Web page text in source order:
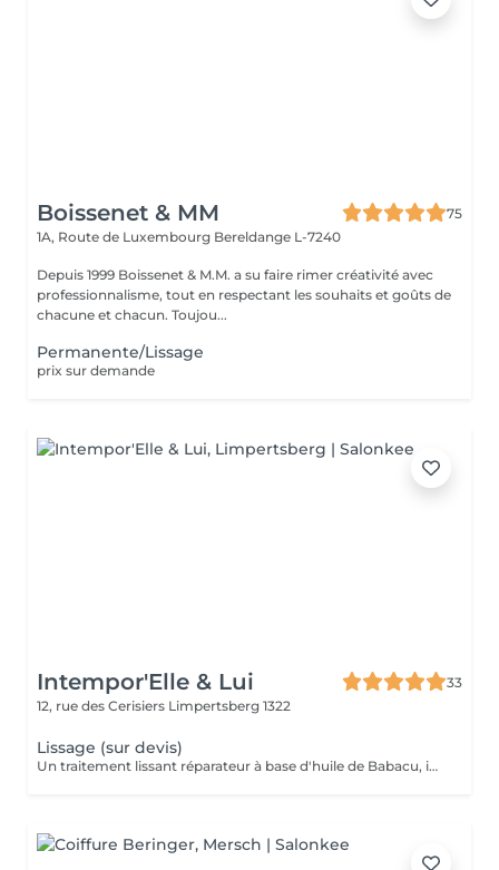
Boissenet & MM
75
1A, Route de Luxembourg Bereldange L-7240
Depuis 1999 Boissenet & M.M. a su faire rimer créativité avec
professionnalisme, tout en respectant les souhaits et goûts de
chacune et chacun. Toujou...
Permanente/Lissage
prix sur demande
Intempor'Elle & Lui
33
12, rue des Cerisiers Limpertsberg 1322
Lissage (sur devis)
Un traitement lissant réparateur à base d'huile de Babacu, idéal pour discipliner, hydrater et réparer les cheveux. Il réduit le volume, élimine les frisottis et apporte une brillance intense tout en conservant un effet naturel. Parfait pour les cheveux secs, ondulés, frisés ou sensibilisés, qu'ils soient colorés, décolorés ou naturel. Résultat : des cheveux doux, souples et faciles à coiffer pendant 4 à 6 mois. Pour la prise de rendez-vous, nous vous invitons à nous appeler ou nous envoyer un SMS. Veuillez prendre note que les prix indiqués sur Salonkee sont communiqués à titre informatif et s'entendent de base. Ces derniers sont susceptibles de varier selon le diagnostic réalisé à votre arrivée au salon et l'expertise du professionnel à qui vous confiez votre beauté. Dans tous les cas, un devis précis vous sera proposé et toutes réalisations de prestations seront effectuées avec votre accord. Un grand merci d'avance pour votre compréhension. Au plaisir de vous recevoir très vite.